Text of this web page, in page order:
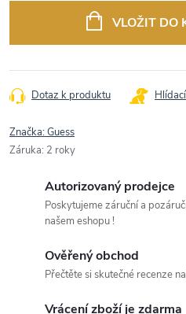
VLOŽIT DO
Dotaz k produktu
Značka:Guess
Záruka: 2 roky
Autorizovaný prodejce
Poskytujeme záruční a
našem eshopu !
Ověřený obchod
Přečtěte si skutečné recenze
Vrácení zboží je zdarma